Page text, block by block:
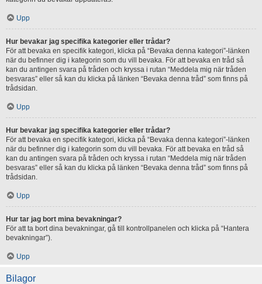
Upp
Hur bevakar jag specifika kategorier eller trådar?
För att bevaka en specifik kategori, klicka på “Bevaka denna kategori”-länken
när du befinner dig i kategorin som du vill bevaka. För att bevaka en tråd så
kan du antingen svara på tråden och kryssa i rutan “Meddela mig när tråden
besvaras” eller så kan du klicka på länken “Bevaka denna tråd” som finns på
trådsidan.
Upp
Hur bevakar jag specifika kategorier eller trådar?
För att bevaka en specifik kategori, klicka på “Bevaka denna kategori”-länken
när du befinner dig i kategorin som du vill bevaka. För att bevaka en tråd så
kan du antingen svara på tråden och kryssa i rutan “Meddela mig när tråden
besvaras” eller så kan du klicka på länken “Bevaka denna tråd” som finns på
trådsidan.
Upp
Hur tar jag bort mina bevakningar?
För att ta bort dina bevakningar, gå till kontrollpanelen och klicka på “Hantera
bevakningar”).
Upp
Bilagor